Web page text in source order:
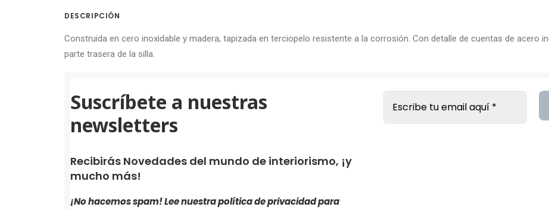
DESCRIPCIÓN
Construida en cero inoxidable y madera, tapizada en terciopelo resistente a la corrosión. Con detalle de cuentas de acero
parte trasera de la silla.
Suscríbete a nuestras
newsletters
Recibirás Novedades del mundo de interiorismo, ¡y
mucho más!
¡No hacemos spam! Lee nuestrapolítica de privacidadpara